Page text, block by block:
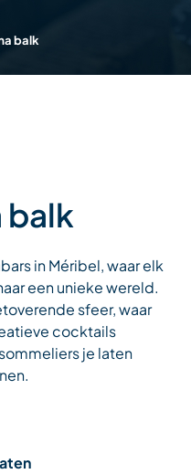
balk
balk
in Méribel, waar elk
een unieke wereld.
sfeer, waar
cocktails
je laten